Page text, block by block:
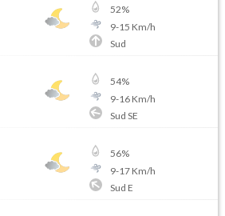
52%
9-15 Km/h
Sud
54%
9-16Km/h
Sud SE
56%
9-17Km/h
Sud E